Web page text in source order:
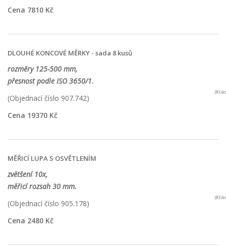
Cena 7810 Kč
DLOUHÉ KONCOVÉ MĚRKY - sada 8 kusů
rozměry 125-500 mm,
přesnost podle ISO 3650/1.
(Objednací číslo 907.742)
Cena 19370 Kč
MĚŘICÍ LUPA S OSVĚTLENÍM
zvětšení 10x,
měřicí rozsah 30 mm.
(Objednací číslo 905.178)
Cena 2480 Kč